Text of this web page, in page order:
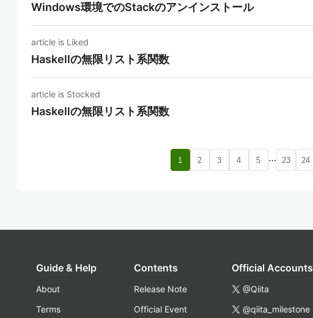
Windows環境でのStackのアンインストール
article is Liked
Haskellの無限リスト系関数
article is Stocked
Haskellの無限リスト系関数
1 2 3 4 5 … 23 24
Guide & Help
About
Terms
Contents
Release Note
Official Event
Official Accounts
@Qiita
@qiita_milestone